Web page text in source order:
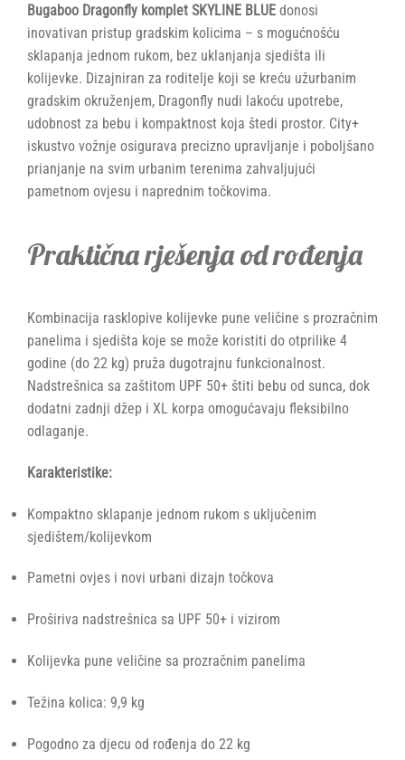
Bugaboo Dragonfly komplet SKYLINE BLUE donosi
inovativan pristup gradskim kolicima – s mogućnošću
sklapanja jednom rukom, bez uklanjanja sjedišta ili
kolijevke. Dizajniran za roditelje koji se kreću užurbanim
gradskim okruženjem, Dragonfly nudi lakoću upotrebe,
udobnost za bebu i kompaktnost koja štedi prostor. City+
iskustvo vožnje osigurava precizno upravljanje i poboljšano
prianjanje na svim urbanim terenima zahvaljujući
pametnom ovjesu i naprednim točkovima.
Praktična rješenja od rođenja
Kombinacija rasklopive kolijevke pune veličine s prozračnim
panelima i sjedišta koje se može koristiti do otprilike 4
godine (do 22 kg) pruža dugotrajnu funkcionalnost.
Nadstrešnica sa zaštitom UPF 50+ štiti bebu od sunca, dok
dodatni zadnji džep i XL korpa omogućavaju fleksibilno
odlaganje.
Karakteristike:
Kompaktno sklapanje jednom rukom s uključenim
sjedištem/kolijevkom
Pametni ovjes i novi urbani dizajn točkova
Proširiva nadstrešnica sa UPF 50+ i vizirom
Kolijevka pune veličine sa prozračnim panelima
Težina kolica: 9,9 kg
Pogodno za djecu od rođenja do 22 kg